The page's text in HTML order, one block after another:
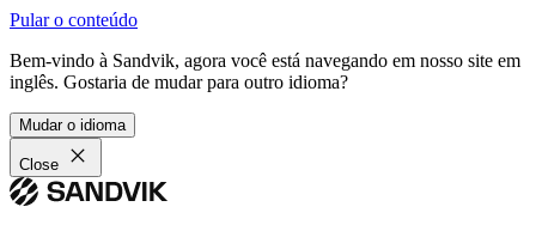
Pular o conteúdo
Bem-vindo à Sandvik, agora você está navegando em nosso site em
inglês. Gostaria de mudar para outro idioma?
Mudar o idioma
Close